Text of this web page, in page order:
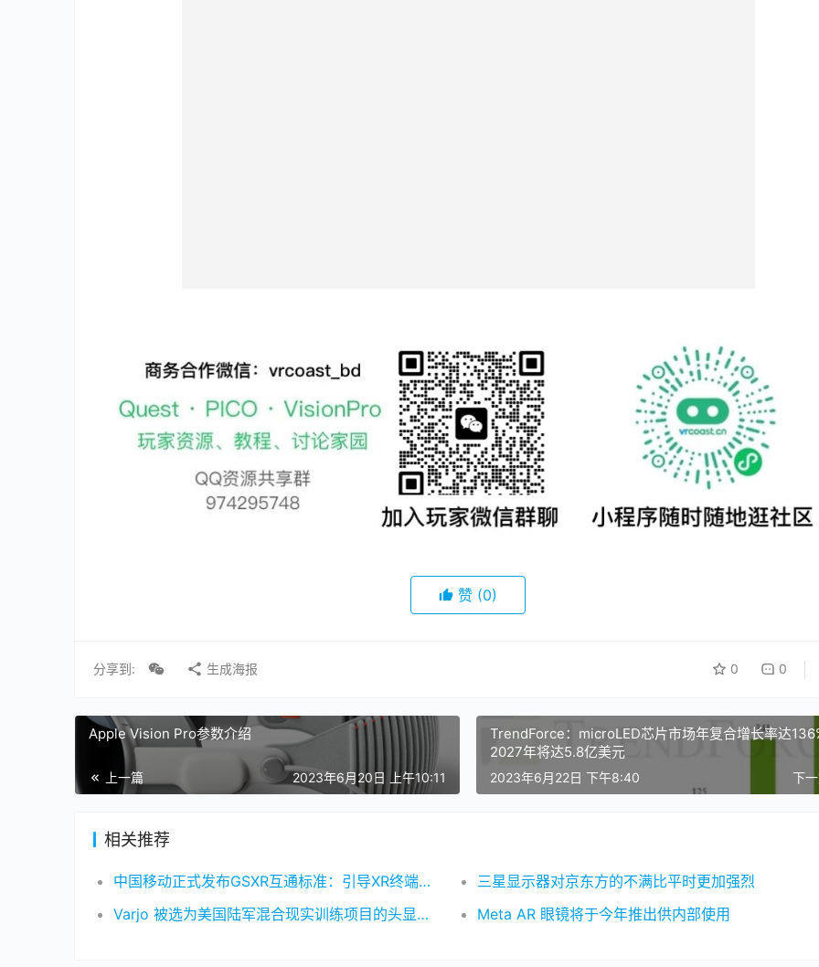
赞 (0)
分享到: 生成海报 0 0
Apple Vision Pro参数介绍
上一篇 2023年6月20日 上午10:11
TrendForce：microLED芯片市场年复合增长率达
2027年将达5.8亿美元
下
2023年6月22日 下午8:40
相关推荐
中国移动正式发布GSXR互通标准：引导XR终端产业发展
三星显示器对京东方的不满比平时更加​​强烈
Varjo 被选为美国陆军混合现实训练项目的头显技术提供商
Meta AR 眼镜将于今年推出供内部使用